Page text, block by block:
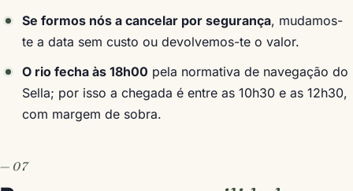
Se formos nós a cancelar por segurança, mudamos-
te a data sem custo ou devolvemos-te o valor.
O rio fecha às 18h00 pela normativa de navegação do
Sella; por isso a chegada é entre as 10h30 e as 12h30,
com margem de sobra.